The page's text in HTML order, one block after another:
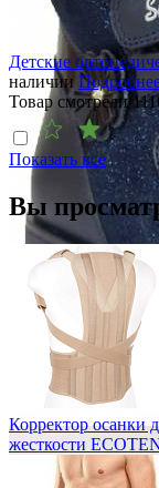
Детские
наличии
Товар смотрели
Показать все
Вы
Корректор осанки
жесткости